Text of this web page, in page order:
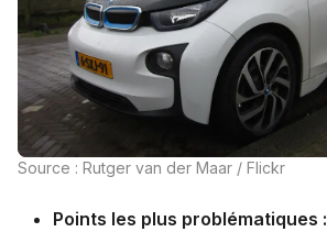
Source : Rutger van der Maar / Flickr
Points les plus problématiques :